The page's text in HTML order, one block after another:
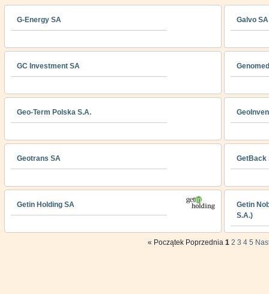
G-Energy SA Galvo SA
GC Investment SA
Geo-Term Polska S.A.
Geotrans SA GetBack
Getin Holding SA
Getin
S.A.)
« Początek Poprzednia 1 2 3 4 5